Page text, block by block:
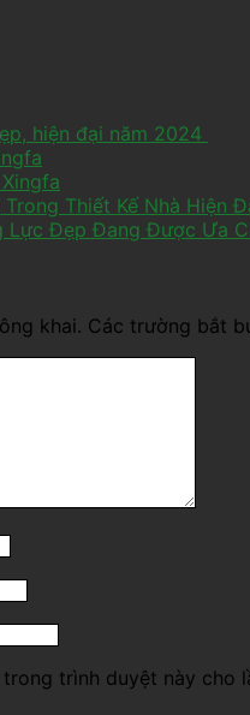
hiện đại năm 2024
Thiết Kế Nhà Hiện
Lực Đẹp Đang Được Ưa
khai. Các trường bắt
trình duyệt này cho